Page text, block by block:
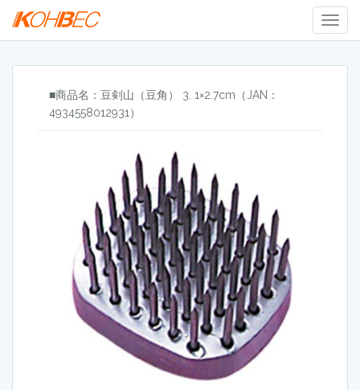
■商品名：豆剣山（豆角） 3. 1×2.7cm（JAN：
4934558012931）